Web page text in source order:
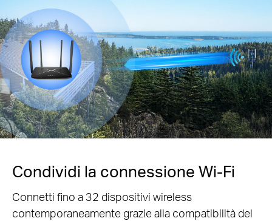
Condividi la connessione Wi-Fi
Connetti fino a 32 dispositivi wireless
contemporaneamente grazie alla compatibilità del